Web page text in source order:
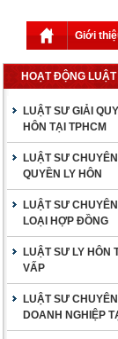
Giới
HOẠT ĐỘNG
LUẬT SƯ GIẢI
HÔN TẠI TPHCM
LUẬT SƯ
QUYỀN LY HÔN
LUẬT SƯ
LOẠI HỢP ĐỒNG
LUẬT SƯ LY HÔN
VẤP
LUẬT SƯ
DOANH NGHIỆP